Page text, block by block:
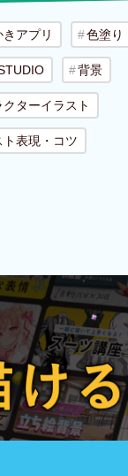
アプリ 色塗り
背景
ターイラスト
ト表現・コツ